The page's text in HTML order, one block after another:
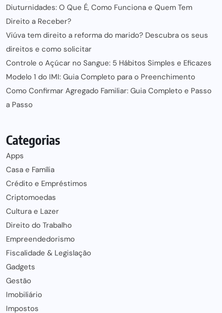
Diuturnidades: O Que É, Como Funciona e Quem Tem
Direito a Receber?
Viúva tem direito a reforma do marido? Descubra os seus
direitos e como solicitar
Controle o Açúcar no Sangue: 5 Hábitos Simples e Eficazes
Modelo 1 do IMI: Guia Completo para o Preenchimento
Como Confirmar Agregado Familiar: Guia Completo e Passo
a Passo
Categorias
Apps
Casa e Família
Crédito e Empréstimos
Criptomoedas
Cultura e Lazer
Direito do Trabalho
Empreendedorismo
Fiscalidade & Legislação
Gadgets
Gestão
Imobiliário
Impostos